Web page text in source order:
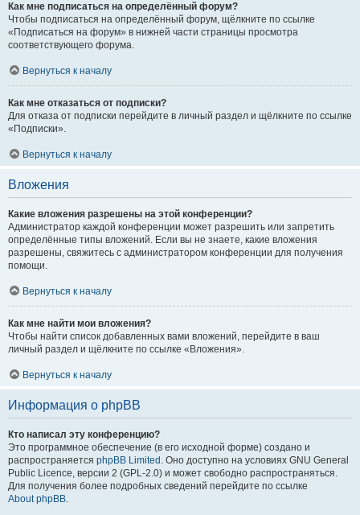
Как мне подписаться на определённый форум?
Чтобы подписаться на определённый форум, щёлкните по ссылке
«Подписаться на форум» в нижней части страницы просмотра
соответствующего форума.
Вернуться к началу
Как мне отказаться от подписки?
Для отказа от подписки перейдите в личный раздел и щёлкните по ссылке
«Подписки».
Вернуться к началу
Вложения
Какие вложения разрешены на этой конференции?
Администратор каждой конференции может разрешить или запретить
определённые типы вложений. Если вы не знаете, какие вложения
разрешены, свяжитесь с администратором конференции для получения
помощи.
Вернуться к началу
Как мне найти мои вложения?
Чтобы найти список добавленных вами вложений, перейдите в ваш
личный раздел и щёлкните по ссылке «Вложения».
Вернуться к началу
Информация о phpBB
Кто написал эту конференцию?
Это программное обеспечение (в его исходной форме) создано и
распространяется phpBB Limited . Оно доступно на условиях GNU General
Public Licence, версии 2 (GPL-2.0) и может свободно распространяться.
Для получения более подробных сведений перейдите по ссылке
About phpBB.